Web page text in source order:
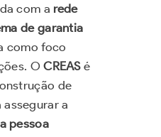
com a rede
de garantia
como foco
OCREASé
de
a
pessoa